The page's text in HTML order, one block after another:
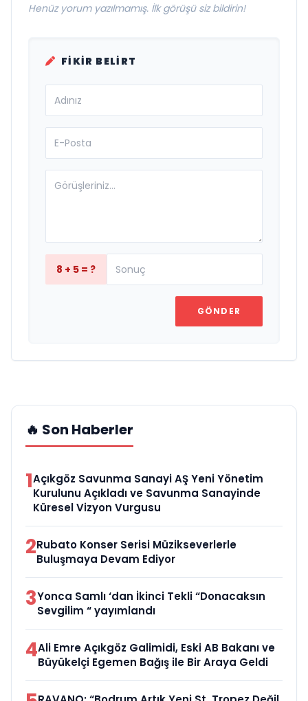
Henüz yorum yazılmamış. İlk görüşü siz bildirin!
FIKIR BELIRT
8 + 5 = ?
GÖNDER
🔥 Son Haberler
1Açıkgöz Savunma Sanayi AŞ Yeni Yönetim
Kurulunu Açıkladı ve Savunma Sanayinde
Küresel Vizyon Vurgusu
2Rubato Konser Serisi Müzikseverlerle
Buluşmaya Devam Ediyor
3Yonca Samlı ‘dan İkinci Tekli “Donacaksın
Sevgilim “ yayımlandı
4Ali Emre Açıkgöz Galimidi, Eski AB Bakanı ve
Büyükelçi Egemen Bağış ile Bir Araya Geldi